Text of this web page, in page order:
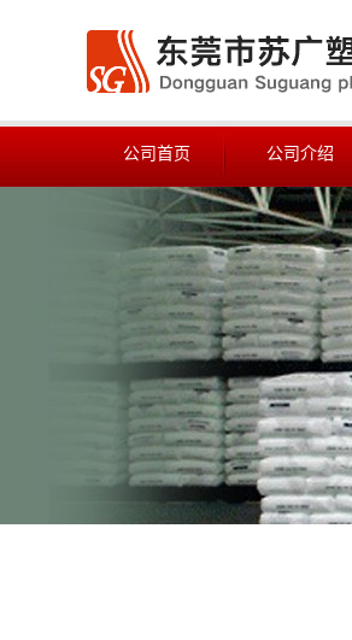
公司首页 公司介绍